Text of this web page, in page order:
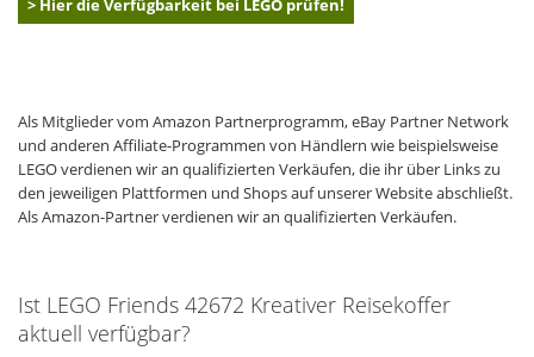
> Hier die Verfügbarkeit bei LEGO prüfen!
Als Mitglieder vom Amazon Partnerprogramm, eBay Partner Network
und anderen Affiliate-Programmen von Händlern wie beispielsweise
LEGO verdienen wir an qualifizierten Verkäufen, die ihr über Links zu
den jeweiligen Plattformen und Shops auf unserer Website abschließt.
Als Amazon-Partner verdienen wir an qualifizierten Verkäufen.
Ist LEGO Friends 42672 Kreativer Reisekoffer
aktuell verfügbar?